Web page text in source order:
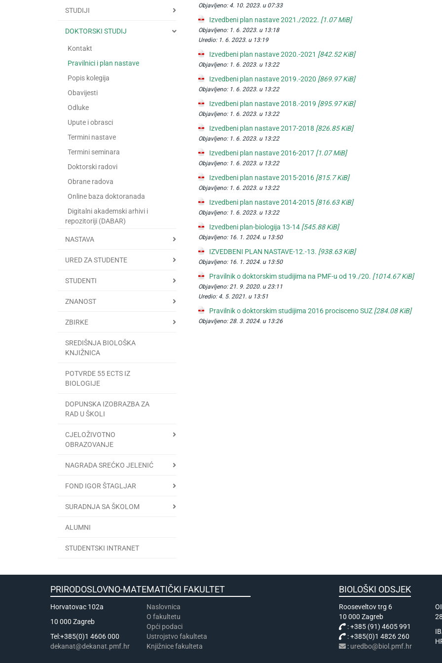
STUDIJI
DOKTORSKI STUDIJ
Kontakt
Pravilnici i plan nastave
Popis kolegija
Obavijesti
Odluke
Upute i obrasci
Termini nastave
Termini seminara
Doktorski radovi
Obrane radova
Online baza doktoranada
Digitalni akademski arhivi i
repozitoriji (DABAR)
NASTAVA
URED ZA STUDENTE
STUDENTI
ZNANOST
ZBIRKE
SREDIŠNJA BIOLOŠKA
KNJIŽNICA
POTVRDE 55 ECTS IZ
BIOLOGIJE
DOPUNSKA IZOBRAZBA ZA
RAD U ŠKOLI
CJELOŽIVOTNO
OBRAZOVANJE
NAGRADA SREĆKO JELENIĆ
FOND IGOR ŠTAGLJAR
SURADNJA SA ŠKOLOM
ALUMNI
STUDENTSKI INTRANET
Objavljeno: 4. 10. 2023. u 07:33
Izvedbeni plan nastave 2021./2022. [1.07 MiB]
Objavljeno: 1. 6. 2023. u 13:18
Uredio: 1. 6. 2023. u 13:19
Izvedbeni plan nastave 2020.-2021 [842.52 KiB]
Objavljeno: 1. 6. 2023. u 13:22
Izvedbeni plan nastave 2019.-2020 [869.97 KiB]
Objavljeno: 1. 6. 2023. u 13:22
Izvedbeni plan nastave 2018.-2019 [895.97 KiB]
Objavljeno: 1. 6. 2023. u 13:22
Izvedbeni plan nastave 2017-2018 [826.85 KiB]
Objavljeno: 1. 6. 2023. u 13:22
Izvedbeni plan nastave 2016-2017 [1.07 MiB]
Objavljeno: 1. 6. 2023. u 13:22
Izvedbeni plan nastave 2015-2016 [815.7 KiB]
Objavljeno: 1. 6. 2023. u 13:22
Izvedbeni plan nastave 2014-2015 [816.63 KiB]
Objavljeno: 1. 6. 2023. u 13:22
Izvedbeni plan-biologija 13-14 [545.88 KiB]
Objavljeno: 16. 1. 2024. u 13:50
IZVEDBENI PLAN NASTAVE-12.-13. [938.63 KiB]
Objavljeno: 16. 1. 2024. u 13:50
Pravilnik o doktorskim studijima na PMF-u od 19./20. [1014.67 KiB]
Objavljeno: 21. 9. 2020. u 23:11
Uredio: 4. 5. 2021. u 13:51
Pravilnik o doktorskim studijima 2016 procisceno SUZ [284.08 KiB]
Objavljeno: 28. 3. 2024. u 13:26
PRIRODOSLOVNO-MATEMATIČKI FAKULTET
Horvatovac 102a
10 000 Zagreb
Tel:+385(0)1 4606 000
dekanat@dekanat.pmf.hr
Naslovnica
​​​O fakultetu
Opći podaci
Ustrojstvo fakulteta
Knjižnice fakulteta
BIOLOŠKI ODSJEK
Rooseveltov trg 6
10 000 Zagreb
: +385 (91) 4605 991
: +385(0)1 4826 260
: uredbo@biol.pmf.hr